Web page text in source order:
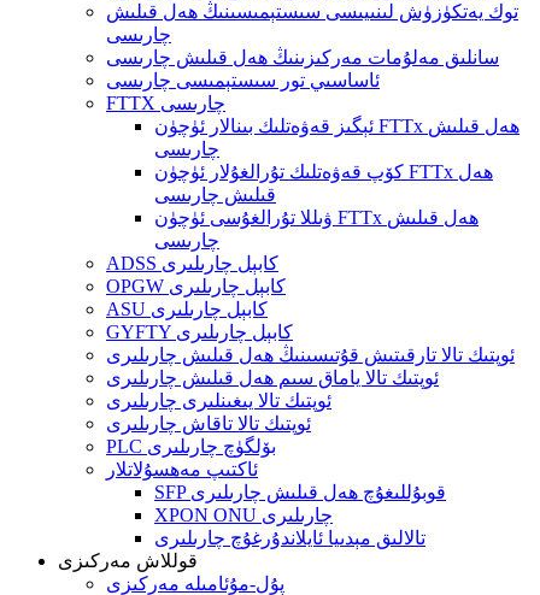
توك يەتكۈزۈش لىنىيىسى سىستېمىسىنىڭ ھەل قىلىش
چارىسى
سانلىق مەلۇمات مەركىزىنىڭ ھەل قىلىش چارىسى
ئاساسىي تور سىستېمىسى چارىسى
FTTX چارىسى
ئېگىز قەۋەتلىك بىنالار ئۈچۈن FTTx ھەل قىلىش
چارىسى
كۆپ قەۋەتلىك تۇرالغۇلار ئۈچۈن FTTx ھەل
قىلىش چارىسى
ۋىللا تۇرالغۇسى ئۈچۈن FTTx ھەل قىلىش
چارىسى
ADSS كابېل چارىلىرى
OPGW كابېل چارىلىرى
ASU كابېل چارىلىرى
GYFTY كابېل چارىلىرى
ئوپتىك تالا تارقىتىش قۇتىسىنىڭ ھەل قىلىش چارىلىرى
ئوپتىك تالا ياماق سىم ھەل قىلىش چارىلىرى
ئوپتىك تالا يىغىنلىرى چارىلىرى
ئوپتىك تالا تاقاش چارىلىرى
PLC بۆلگۈچ چارىلىرى
ئاكتىپ مەھسۇلاتلار
SFP قوبۇللىغۇچ ھەل قىلىش چارىلىرى
XPON ONU چارىلىرى
تالالىق مېدىيا ئايلاندۇرغۇچ چارىلىرى
قوللاش مەركىزى
پۇل-مۇئامىلە مەركىزى